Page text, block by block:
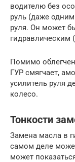
водителю без
руль (даже
руля. Он может
гидравлическим
Помимо
ГУР смягчает,
усилитель руля
колесо.
Тонкости
Замена масла в
самом деле
может